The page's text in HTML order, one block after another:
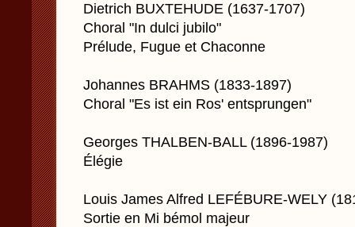
Dietrich BUXTEHUDE (1637-1707)
Choral "In dulci jubilo"
Prélude, Fugue et Chaconne
Johannes BRAHMS (1833-1897)
Choral "Es ist ein Ros' entsprungen"
Georges THALBEN-BALL (1896-1987)
Élégie
Louis James Alfred LEFÉBURE-WELY
Sortie en Mi bémol majeur